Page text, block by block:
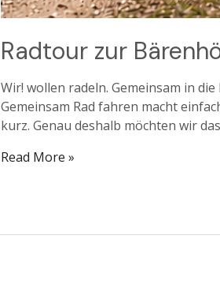
Radtour zur
Wir! wollen radeln. Gemeinsam in
Gemeinsam Rad fahren macht
kurz. Genau deshalb möchten wir
Read More »